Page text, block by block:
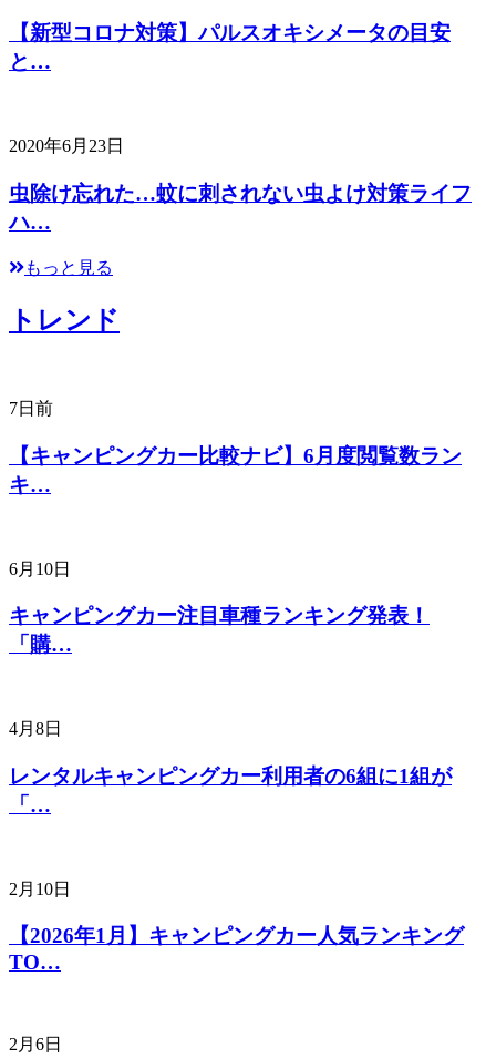
【新型コロナ対策】パルスオキシメータの目安
と…
2020年6月23日
虫除け忘れた…蚊に刺されない虫よけ対策ライフ
ハ…
もっと見る
トレンド
7日前
【キャンピングカー比較ナビ】6月度閲覧数ラン
キ…
6月10日
キャンピングカー注目車種ランキング発表！
「購…
4月8日
レンタルキャンピングカー利用者の6組に1組が
「…
2月10日
【2026年1月】キャンピングカー人気ランキング
TO…
2月6日